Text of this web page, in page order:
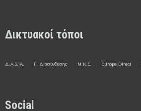
Δικτυακοί τόποι
Δ.Α.ΣΤΑ. Γ. Διασύνδεσης Μ.Κ.Ε. Europe Direct
Social